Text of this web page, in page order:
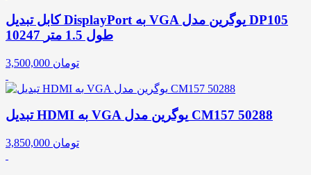
کابل تبدیل DisplayPort به VGA یوگرین مدل DP105
10247 طول 1.5 متر
3,500,000 تومان
تبدیل HDMI به VGA یوگرین مدل CM157 50288
3,850,000 تومان